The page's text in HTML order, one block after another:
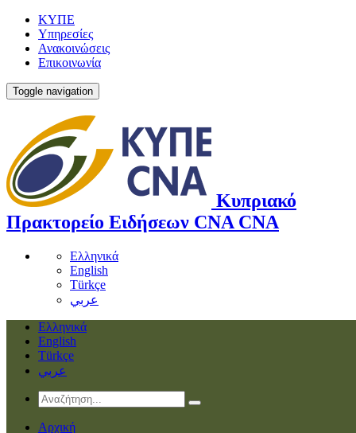
ΚΥΠΕ
Υπηρεσίες
Ανακοινώσεις
Επικοινωνία
Toggle navigation
Κυπριακό
Πρακτορείο Ειδήσεων CNA CNA
Ελληνικά
English
Türkçe
عربي
Ελληνικά
English
Türkçe
عربي
Αρχική